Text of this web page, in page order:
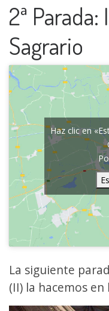
2ª Parada:
Sagrario
Haz clic en
La siguiente
(II) la hacemos en